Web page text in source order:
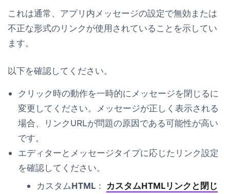
これは通常、アプリ内メッセージの設定で無効または
不正な形式のリンクが使用されていることを示してい
ます。
以下を確認してください。
クリック時の動作を一時的にメッセージを閉じるに
変更してください。メッセージが正しく表示される
場合、リンクURLが問題の原因である可能性が高い
です。
エディターとメッセージタイプに応じたリンク設定
を確認してください。
カスタムHTML： カスタムHTMLリンクと閉じ